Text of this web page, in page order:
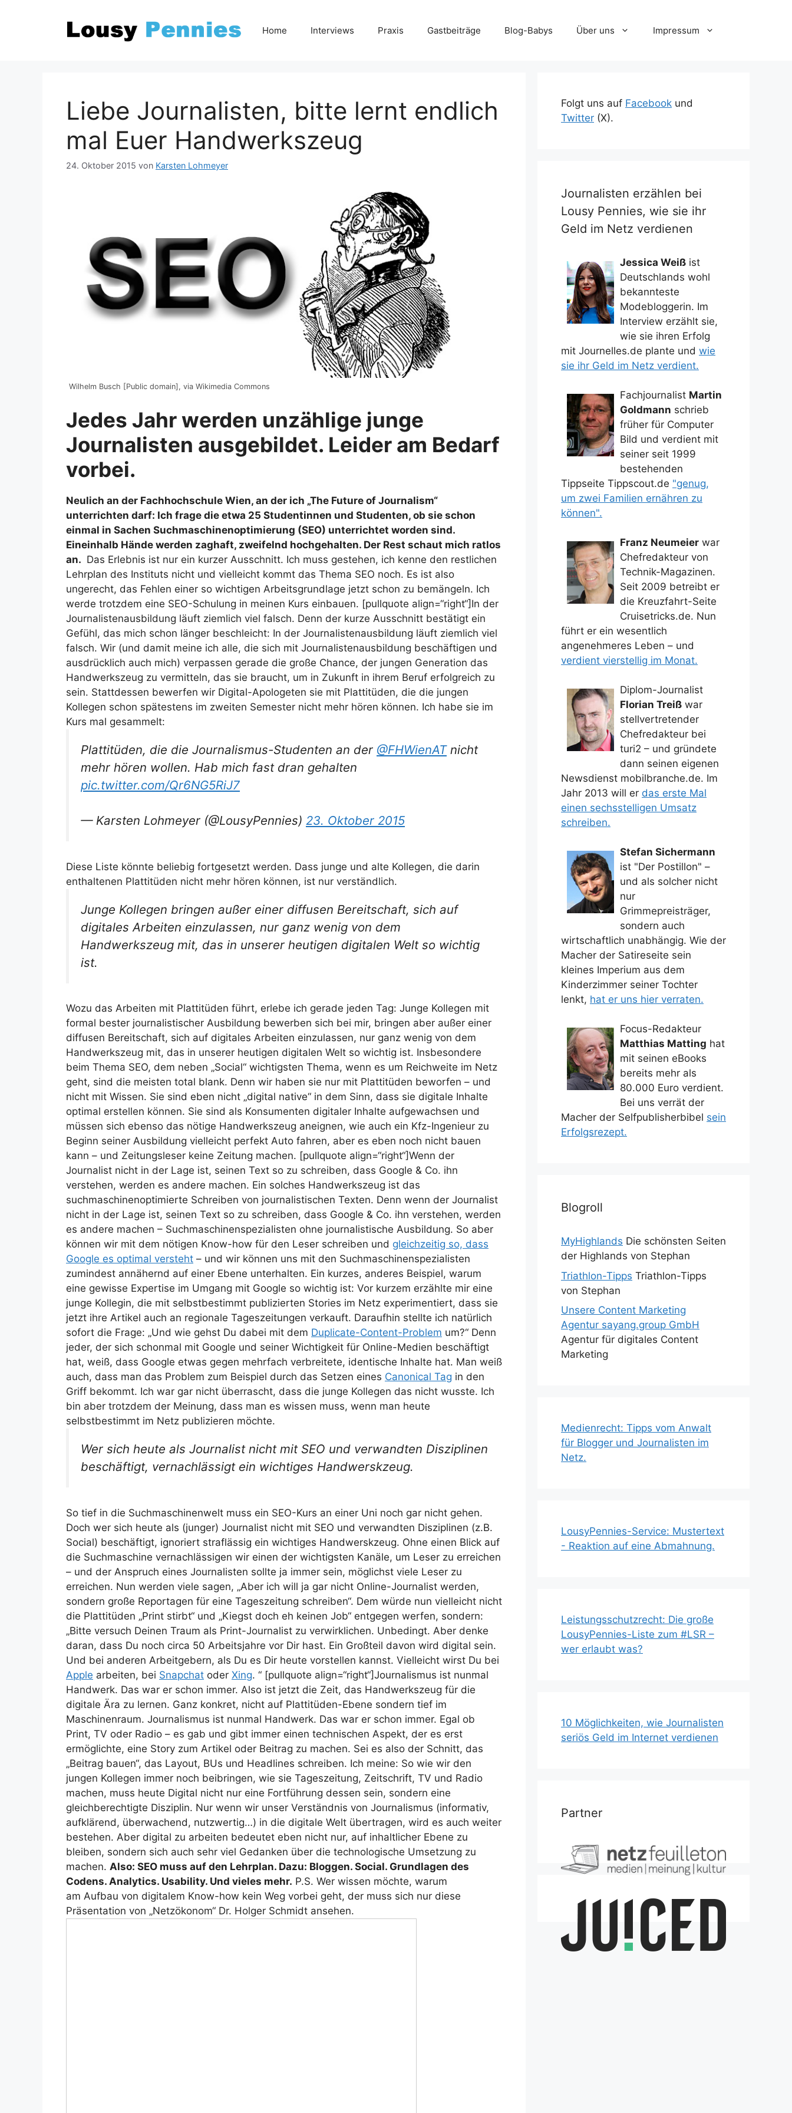
Home Interviews Praxis Gastbeiträge Blog-Babys Über uns Impressum
Liebe Journalisten, bitte lernt endlich
mal Euer Handwerkszeug
24. Oktober 2015 von Karsten Lohmeyer
Wilhelm Busch [Public domain], via Wikimedia Commons
Jedes Jahr werden unzählige junge
Journalisten ausgebildet. Leider am Bedarf
vorbei.
Neulich an der Fachhochschule Wien, an der ich „The Future of Journalism“
unterrichten darf: Ich frage die etwa 25 Studentinnen und Studenten, ob sie schon
einmal in Sachen Suchmaschinenoptimierung (SEO) unterrichtet worden sind.
Eineinhalb Hände werden zaghaft, zweifelnd hochgehalten. Der Rest schaut mich ratlos
an. Das Erlebnis ist nur ein kurzer Ausschnitt. Ich muss gestehen, ich kenne den restlichen
Lehrplan des Instituts nicht und vielleicht kommt das Thema SEO noch. Es ist also
ungerecht, das Fehlen einer so wichtigen Arbeitsgrundlage jetzt schon zu bemängeln. Ich
werde trotzdem eine SEO-Schulung in meinen Kurs einbauen. [pullquote align=“right“]In der
Journalistenausbildung läuft ziemlich viel falsch. Denn der kurze Ausschnitt bestätigt ein
Gefühl, das mich schon länger beschleicht: In der Journalistenausbildung läuft ziemlich viel
falsch. Wir (und damit meine ich alle, die sich mit Journalistenausbildung beschäftigen und
ausdrücklich auch mich) verpassen gerade die große Chance, der jungen Generation das
Handwerkszeug zu vermitteln, das sie braucht, um in Zukunft in ihrem Beruf erfolgreich zu
sein. Stattdessen bewerfen wir Digital-Apologeten sie mit Plattitüden, die die jungen
Kollegen schon spätestens im zweiten Semester nicht mehr hören können. Ich habe sie im
Kurs mal gesammelt:
Plattitüden, die die Journalismus-Studenten an der @FHWienATnicht
mehr hören wollen. Hab mich fast dran gehalten
pic.twitter.com/Qr6NG5RiJ7
— Karsten Lohmeyer (@LousyPennies) 23. Oktober 2015
Diese Liste könnte beliebig fortgesetzt werden. Dass junge und alte Kollegen, die darin
enthaltenen Plattitüden nicht mehr hören können, ist nur verständlich.
Junge Kollegen bringen außer einer diffusen Bereitschaft, sich auf
digitales Arbeiten einzulassen, nur ganz wenig von dem
Handwerkszeug mit, das in unserer heutigen digitalen Welt so wichtig
ist.
Wozu das Arbeiten mit Plattitüden führt, erlebe ich gerade jeden Tag: Junge Kollegen mit
formal bester journalistischer Ausbildung bewerben sich bei mir, bringen aber außer einer
diffusen Bereitschaft, sich auf digitales Arbeiten einzulassen, nur ganz wenig von dem
Handwerkszeug mit, das in unserer heutigen digitalen Welt so wichtig ist. Insbesondere
beim Thema SEO, dem neben „Social“ wichtigsten Thema, wenn es um Reichweite im Netz
geht, sind die meisten total blank. Denn wir haben sie nur mit Plattitüden beworfen – und
nicht mit Wissen. Sie sind eben nicht „digital native“ in dem Sinn, dass sie digitale Inhalte
optimal erstellen können. Sie sind als Konsumenten digitaler Inhalte aufgewachsen und
müssen sich ebenso das nötige Handwerkszeug aneignen, wie auch ein Kfz-Ingenieur zu
Beginn seiner Ausbildung vielleicht perfekt Auto fahren, aber es eben noch nicht bauen
kann – und Zeitungsleser keine Zeitung machen. [pullquote align=“right“]Wenn der
Journalist nicht in der Lage ist, seinen Text so zu schreiben, dass Google & Co. ihn
verstehen, werden es andere machen. Ein solches Handwerkszeug ist das
suchmaschinenoptimierte Schreiben von journalistischen Texten. Denn wenn der Journalist
nicht in der Lage ist, seinen Text so zu schreiben, dass Google & Co. ihn verstehen, werden
es andere machen – Suchmaschinenspezialisten ohne journalistische Ausbildung. So aber
können wir mit dem nötigen Know-how für den Leser schreiben und gleichzeitig so, dass
Google es optimal versteht – und wir können uns mit den Suchmaschinenspezialisten
zumindest annähernd auf einer Ebene unterhalten. Ein kurzes, anderes Beispiel, warum
eine gewisse Expertise im Umgang mit Google so wichtig ist: Vor kurzem erzählte mir eine
junge Kollegin, die mit selbstbestimmt publizierten Stories im Netz experimentiert, dass sie
jetzt ihre Artikel auch an regionale Tageszeitungen verkauft. Daraufhin stellte ich natürlich
sofort die Frage: „Und wie gehst Du dabei mit dem Duplicate-Content-Problem um?“ Denn
jeder, der sich schonmal mit Google und seiner Wichtigkeit für Online-Medien beschäftigt
hat, weiß, dass Google etwas gegen mehrfach verbreitete, identische Inhalte hat. Man weiß
auch, dass man das Problem zum Beispiel durch das Setzen eines Canonical Tag in den
Griff bekommt. Ich war gar nicht überrascht, dass die junge Kollegen das nicht wusste. Ich
bin aber trotzdem der Meinung, dass man es wissen muss, wenn man heute
selbstbestimmt im Netz publizieren möchte.
Wer sich heute als Journalist nicht mit SEO und verwandten Disziplinen
beschäftigt, vernachlässigt ein wichtiges Handwerskzeug.
So tief in die Suchmaschinenwelt muss ein SEO-Kurs an einer Uni noch gar nicht gehen.
Doch wer sich heute als (junger) Journalist nicht mit SEO und verwandten Disziplinen (z.B.
Social) beschäftigt, ignoriert straflässig ein wichtiges Handwerskzeug. Ohne einen Blick auf
die Suchmaschine vernachlässigen wir einen der wichtigsten Kanäle, um Leser zu erreichen
– und der Anspruch eines Journalisten sollte ja immer sein, möglichst viele Leser zu
erreichen. Nun werden viele sagen, „Aber ich will ja gar nicht Online-Journalist werden,
sondern große Reportagen für eine Tageszeitung schreiben“. Dem würde nun vielleicht nicht
die Plattitüden „Print stirbt“ und „Kiegst doch eh keinen Job“ entgegen werfen, sondern:
„Bitte versuch Deinen Traum als Print-Journalist zu verwirklichen. Unbedingt. Aber denke
daran, dass Du noch circa 50 Arbeitsjahre vor Dir hast. Ein Großteil davon wird digital sein.
Und bei anderen Arbeitgebern, als Du es Dir heute vorstellen kannst. Vielleicht wirst Du bei
Apple arbeiten, bei Snapchat oder Xing. “ [pullquote align=“right“]Journalismus ist nunmal
Handwerk. Das war er schon immer. Also ist jetzt die Zeit, das Handwerkszeug für die
digitale Ära zu lernen. Ganz konkret, nicht auf Plattitüden-Ebene sondern tief im
Maschinenraum. Journalismus ist nunmal Handwerk. Das war er schon immer. Egal ob
Print, TV oder Radio – es gab und gibt immer einen technischen Aspekt, der es erst
ermöglichte, eine Story zum Artikel oder Beitrag zu machen. Sei es also der Schnitt, das
„Beitrag bauen“, das Layout, BUs und Headlines schreiben. Ich meine: So wie wir den
jungen Kollegen immer noch beibringen, wie sie Tageszeitung, Zeitschrift, TV und Radio
machen, muss heute Digital nicht nur eine Fortführung dessen sein, sondern eine
gleichberechtigte Disziplin. Nur wenn wir unser Verständnis von Journalismus (informativ,
aufklärend, überwachend, nutzwertig…) in die digitale Welt übertragen, wird es auch weiter
bestehen. Aber digital zu arbeiten bedeutet eben nicht nur, auf inhaltlicher Ebene zu
bleiben, sondern sich auch sehr viel Gedanken über die technologische Umsetzung zu
machen. Also: SEO muss auf den Lehrplan. Dazu: Bloggen. Social. Grundlagen des
Codens. Analytics. Usability. Und vieles mehr. P.S. Wer wissen möchte, warum
am Aufbau von digitalem Know-how kein Weg vorbei geht, der muss sich nur diese
Präsentation von „Netzökonom“ Dr. Holger Schmidt ansehen.
Folgt uns auf Facebook und
Twitter (X).
Journalisten erzählen bei
Lousy Pennies, wie sie ihr
Geld im Netz verdienen
Jessica Weiß ist
Deutschlands wohl
bekannteste
Modebloggerin. Im
Interview erzählt sie,
wie sie ihren Erfolg
mit Journelles.de plante und wie
sie ihr Geld im Netz verdient.
Fachjournalist Martin
Goldmann schrieb
früher für Computer
Bild und verdient mit
seiner seit 1999
bestehenden
Tippseite Tippscout.de "genug,
um zwei Familien ernähren zu
können".
Franz Neumeier war
Chefredakteur von
Technik-Magazinen.
Seit 2009 betreibt er
die Kreuzfahrt-Seite
Cruisetricks.de. Nun
führt er ein wesentlich
angenehmeres Leben – und
verdient vierstellig im Monat.
Diplom-Journalist
Florian Treiß war
stellvertretender
Chefredakteur bei
turi2 – und gründete
dann seinen eigenen
Newsdienst mobilbranche.de. Im
Jahr 2013 will er das erste Mal
einen sechsstelligen Umsatz
schreiben.
Stefan Sichermann
ist "Der Postillon" –
und als solcher nicht
nur
Grimmepreisträger,
sondern auch
wirtschaftlich unabhängig. Wie der
Macher der Satireseite sein
kleines Imperium aus dem
Kinderzimmer seiner Tochter
lenkt, hat er uns hier verraten.
Focus-Redakteur
Matthias Matting hat
mit seinen eBooks
bereits mehr als
80.000 Euro verdient.
Bei uns verrät der
Macher der Selfpublisherbibel sein
Erfolgsrezept.
Blogroll
MyHighlands Die schönsten Seiten
der Highlands von Stephan
Triathlon-Tipps Triathlon-Tipps
von Stephan
Unsere Content Marketing
Agentur sayang.group GmbH
Agentur für digitales Content
Marketing
Medienrecht: Tipps vom Anwalt
für Blogger und Journalisten im
Netz.
LousyPennies-Service: Mustertext
- Reaktion auf eine Abmahnung.
Leistungsschutzrecht: Die große
LousyPennies-Liste zum #LSR –
wer erlaubt was?
10 Möglichkeiten, wie Journalisten
seriös Geld im Internet verdienen
Partner